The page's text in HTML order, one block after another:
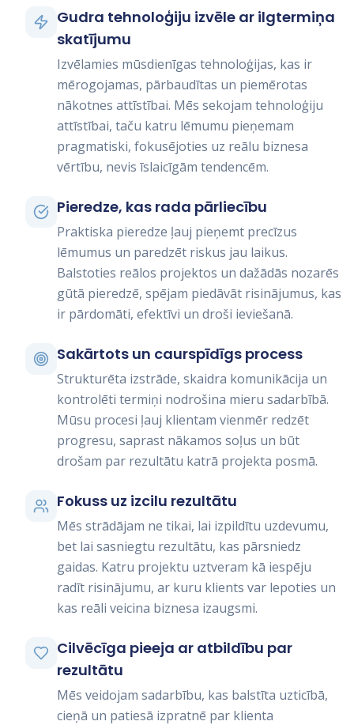
Gudra tehnoloģiju izvēle ar ilgtermiņa
skatījumu
Izvēlamies mūsdienīgas tehnoloģijas, kas ir
mērogojamas, pārbaudītas un piemērotas
nākotnes attīstībai. Mēs sekojam tehnoloģiju
attīstībai, taču katru lēmumu pieņemam
pragmatiski, fokusējoties uz reālu biznesa
vērtību, nevis īslaicīgām tendencēm.
Pieredze, kas rada pārliecību
Praktiska pieredze ļauj pieņemt precīzus
lēmumus un paredzēt riskus jau laikus.
Balstoties reālos projektos un dažādās nozarēs
gūtā pieredzē, spējam piedāvāt risinājumus, kas
ir pārdomāti, efektīvi un droši ieviešanā.
Sakārtots un caurspīdīgs process
Strukturēta izstrāde, skaidra komunikācija un
kontrolēti termiņi nodrošina mieru sadarbībā.
Mūsu procesi ļauj klientam vienmēr redzēt
progresu, saprast nākamos soļus un būt
drošam par rezultātu katrā projekta posmā.
Fokuss uz izcilu rezultātu
Mēs strādājam ne tikai, lai izpildītu uzdevumu,
bet lai sasniegtu rezultātu, kas pārsniedz
gaidas. Katru projektu uztveram kā iespēju
radīt risinājumu, ar kuru klients var lepoties un
kas reāli veicina biznesa izaugsmi.
Cilvēcīga pieeja ar atbildību par
rezultātu
Mēs veidojam sadarbību, kas balstīta uzticībā,
cieņā un patiesā izpratnē par klienta